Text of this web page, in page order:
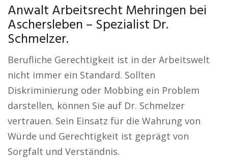
Anwalt Arbeitsrecht Mehringen bei
Aschersleben – Spezialist Dr.
Schmelzer.
Berufliche Gerechtigkeit ist in der Arbeitswelt
nicht immer ein Standard. Sollten
Diskriminierung oder Mobbing ein Problem
darstellen, können Sie auf Dr. Schmelzer
vertrauen. Sein Einsatz für die Wahrung von
Würde und Gerechtigkeit ist geprägt von
Sorgfalt und Verständnis.